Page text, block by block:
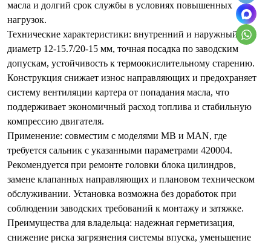
масла и долгий срок службы в условиях повышенных
нагрузок.
Технические характеристики: внутренний и наружный
диаметр 12-15.7/20-15 мм, точная посадка по заводским
допускам, устойчивость к термоокислительному старению.
Конструкция снижает износ направляющих и предохраняет
систему вентиляции картера от попадания масла, что
поддерживает экономичный расход топлива и стабильную
компрессию двигателя.
Применение: совместим с моделями MB и MAN, где
требуется сальник с указанными параметрами 420004.
Рекомендуется при ремонте головки блока цилиндров,
замене клапанных направляющих и плановом техническом
обслуживании. Установка возможна без доработок при
соблюдении заводских требований к монтажу и затяжке.
Преимущества для владельца: надежная герметизация,
снижение риска загрязнения системы впуска, уменьшение